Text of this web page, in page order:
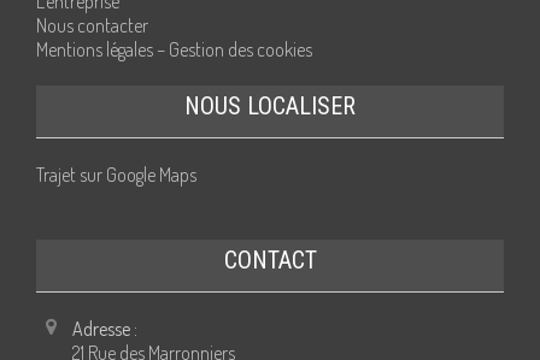
Nous contacter
Mentions légales – Gestion des cookies
NOUS LOCALISER
Trajet sur Google Maps
CONTACT
Adresse :
21 Rue des Marronniers